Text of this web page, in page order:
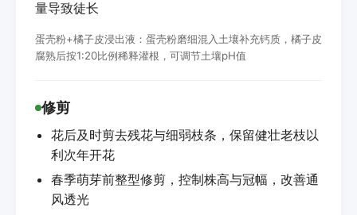
量导致徒长
蛋壳粉+橘子皮浸出液：蛋壳粉磨细混入土壤补充钙质，橘子皮
腐熟后按1:20比例稀释灌根，可调节土壤pH值
修剪
花后及时剪去残花与细弱枝条，保留健壮老枝以
利次年开花
春季萌芽前整型修剪，控制株高与冠幅，改善通
风透光